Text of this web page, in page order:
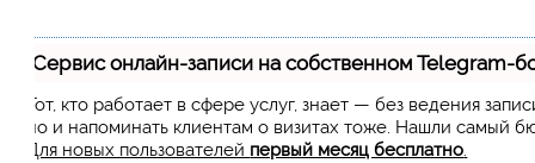
Сервис онлайн-записи на собственном Telegram-
Тот, кто работает в сфере услуг, знает — без ведения
но и напоминать клиентам о визитах тоже. Нашли самый
Для новых пользователей первый месяц бесплатно.